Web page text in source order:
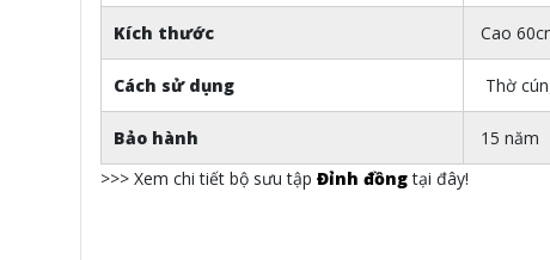
Kích thước Cao
Cách sử dụng Thờ
Bảo hành
15 năm
>>> Xem chi tiết bộ sưu tập Đỉnh đồngtại đây!